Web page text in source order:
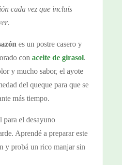
cada vez que incluís
.
es un postre casero y
con aceite de girasol.
y mucho sabor, el ayote
del queque para que se
más tiempo.
para el desayuno
Aprendé a preparar este
y probá un rico manjar sin